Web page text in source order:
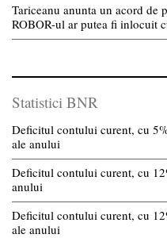
Tariceanu anunta un acord
ROBOR-ul ar putea fi inlocuit
Statistici BNR
Deficitul contului curent, cu
ale anului
Deficitul contului curent, cu
anului
Deficitul contului curent, cu
ale anului